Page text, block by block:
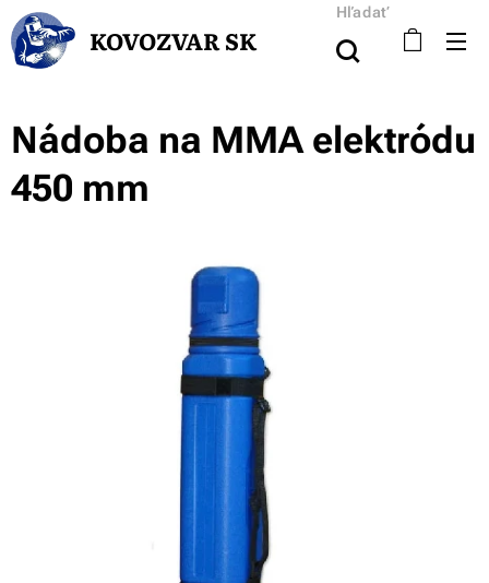
KOVOZVAR SK
Hľadať
Nádoba na MMA elektródu
450 mm